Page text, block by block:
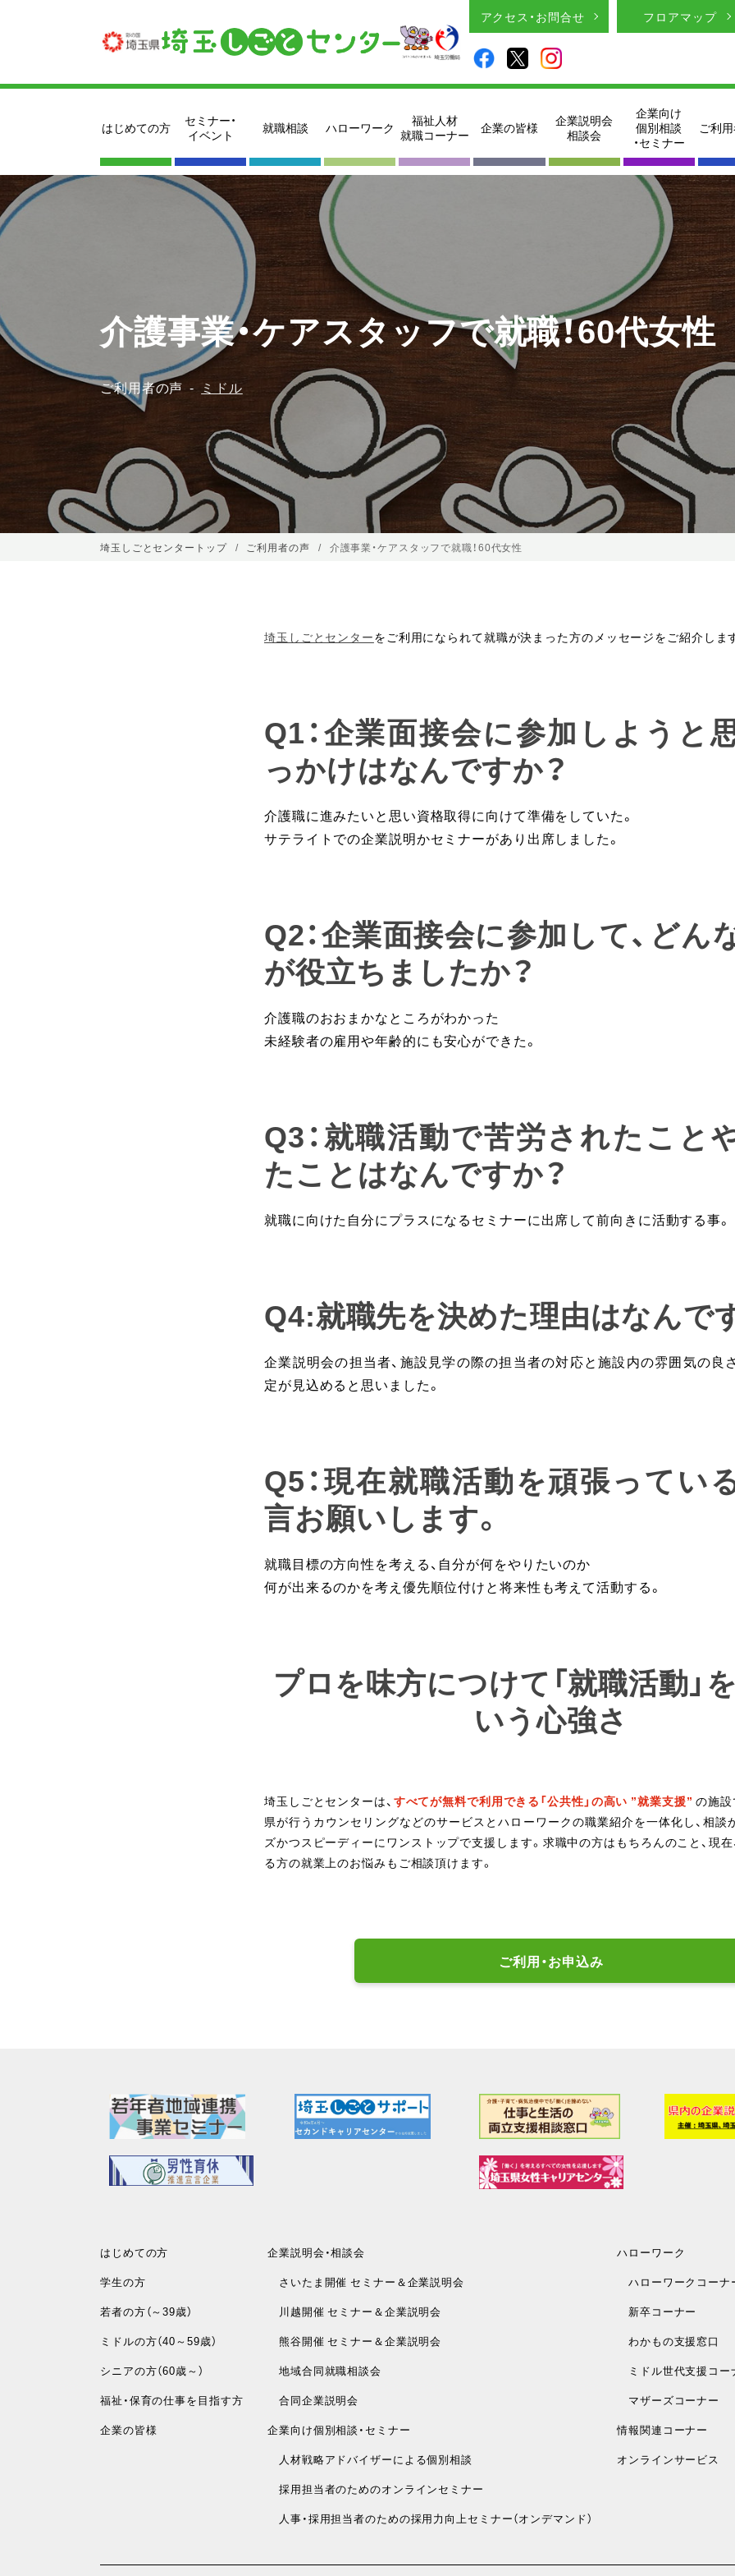
アクセス・お問合せ フロアマップ
はじめての方
セミナー・
イベント
就職相談 ハローワーク
福祉人材
就職コーナー
企業の皆様
企業説明会
相談会
企業向け
個別相談
・セミナー
ご利
介護事業・ケアスタッフで就職！60代女性
ご利用者の声 ミドル
埼玉しごとセンタートップ ご利用者の声 介護事業・ケアスタッフで就職！60代女性
埼玉しごとセンターをご利用になられて就職が決まった方のメッセージをご紹介しま
Q1：企業面接会に参加しようと
っかけはなんですか？
介護職に進みたいと思い資格取得に向けて準備をしていた。
サテライトでの企業説明かセミナーがあり出席しました。
Q2：企業面接会に参加して、どん
が役立ちましたか？
介護職のおおまかなところがわかった
未経験者の雇用や年齢的にも安心ができた。
Q3：就職活動で苦労されたこと
たことはなんですか？
就職に向けた自分にプラスになるセミナーに出席して前向きに活動する事。
Q4:就職先を決めた理由はなんで
企業説明会の担当者、施設見学の際の担当者の対応と施設内の雰囲気の良
定が見込めると思いました。
Q5：現在就職活動を頑張ってい
言お願いします。
就職目標の方向性を考える、自分が何をやりたいのか
何が出来るのかを考え優先順位付けと将来性も考えて活動する。
プロを味方につけて「就職活動」
いう心強さ
埼玉しごとセンターは、 すべてが無料で利用できる「公共性」の高い ”就業支援” の施設
県が行うカウンセリングなどのサービスとハローワークの職業紹介を一体化し、相談
ズかつスピーディーにワンストップで支援します。求職中の方はもちろんのこと、現
る方の就業上のお悩みもご相談頂けます。
ご利用・お申込み
はじめての方
学生の方
若者の方（～39歳）
ミドルの方（40～59歳）
シニアの方（60歳～）
福祉・保育の仕事を目指す方
企業の皆様
企業説明会・相談会
さいたま開催 セミナー＆企業説明会
川越開催 セミナー＆企業説明会
熊谷開催 セミナー＆企業説明会
地域合同就職相談会
合同企業説明会
企業向け個別相談・セミナー
人材戦略アドバイザーによる個別相談
採用担当者のためのオンラインセミナー
人事・採用担当者のための採用力向上セミナー（オンデマンド）
ハローワーク
ハローワークコーナ
新卒コーナー
わかもの支援窓口
ミドル世代支援コー
マザーズコーナー
情報関連コーナー
オンラインサービス